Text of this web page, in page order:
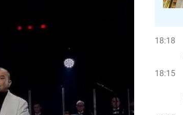
18:18
18:15